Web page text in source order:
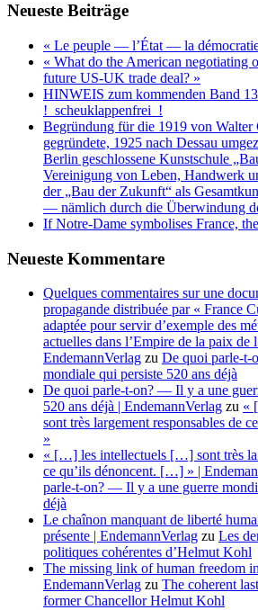
Neueste Beiträge
« Le peuple — l’État — la
« What do the American negotiating
future US-UK trade deal? »
HINWEIS zum kommenden Band
!_scheuklappenfrei_!
Begründung für die 1919 von Walter
gegründete, 1925 nach Dessau
Berlin geschlossene Kunstschule
Vereinigung von Leben, Handwerk
der „Bau der Zukunft“ als
— nämlich durch die Überwindung
If Notre-Dame symbolises France,
Neueste Kommentare
Quelques commentaires sur une
propagande distribuée par « France
adaptée pour servir d’exemple des
actuelles dans l’Empire de la paix de
EndemannVerlag zu De quoi parle-t-
mondiale qui persiste 520 ans déjà
De quoi parle-t-on? — Il y a une
520 ans déjà | EndemannVerlag zu «
sont très largement responsables de
»
« […] les intellectuels […] sont très
ce qu’ils dénoncent. […] » |
parle-t-on? — Il y a une guerre
déjà
Le chaînon manquant de liberté
présente | EndemannVerlag zu Les
politiques cohérentes d’Helmut Kohl
The missing link of human freedom
EndemannVerlag zu The coherent
former Chancellor Helmut Kohl